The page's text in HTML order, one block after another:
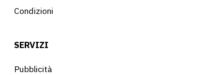
Condizioni
SERVIZI
Pubblicità